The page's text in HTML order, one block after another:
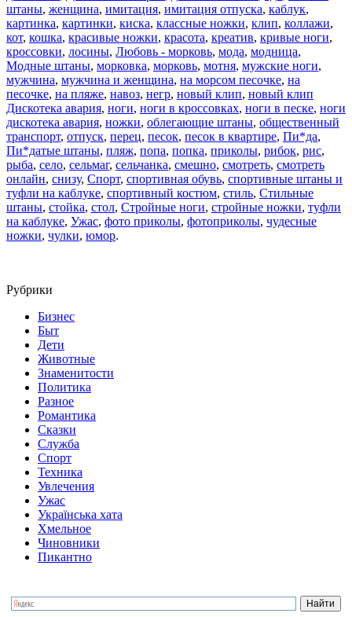
штаны, женщина, имитация, имитация отпуска, каблук,
картинка, картинки, киска, классные ножки, клип, коллажи,
кот, кошка, красивые ножки, красота, креатив, кривые ноги,
кроссовки, лосины, Любовь - морковь, мода, модница,
Модные штаны, морковка, морковь, мотня, мужские ноги,
мужчина, мужчина и женщина, на морсом песочке, на
песочке, на пляже, навоз, негр, новый клип, новый клип
Дискотека авария, ноги, ноги в кроссовках, ноги в песке, ноги
дискотека авария, ножки, облегающие штаны, общественный
транспорт, отпуск, перец, песок, песок в квартире, Пи*да,
Пи*датые штаны, пляж, попа, попка, приколы, рибок, рис,
рыба, село, сельмаг, сельчанка, смешно, смотреть, смотреть
онлайн, снизу, Спорт, спортивная обувь, спортивные штаны и
туфли на каблуке, спортивный костюм, стиль, Стильные
штаны, стойка, стол, Стройные ноги, стройные ножки, туфли
на каблуке, Ужас, фото приколы, фотоприколы, чудесные
ножки, чулки, юмор.
Рубрики
Бизнес
Быт
Дети
Животные
Знаменитости
Политика
Разное
Романтика
Сказки
Служба
Спорт
Техника
Увлечения
Ужас
Українська хата
Хмельное
Чиновники
Пикантно